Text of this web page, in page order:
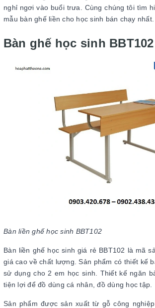
nghỉ ngơi vào buổi trưa. Cùng chúng tôi tìm
mẫu bàn ghế liền cho học sinh bán chạy nhất.
Bàn ghế học sinh BBT102
Bàn liền ghế học sinh BBT102
Bàn liền ghế học sinh giá rẻ BBT102 là mã
giá cao về chất lượng. Sản phẩm có thiết kế
sử dụng cho 2 em học sinh. Thiết kế ngăn
tiện lợi để đồ dùng cá nhân, đồ dùng học tập.
Sản phẩm được sản xuất từ gỗ công